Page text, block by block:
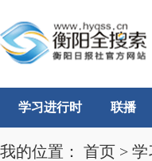
学习进行时 联播
我的位置： 首页 > 学